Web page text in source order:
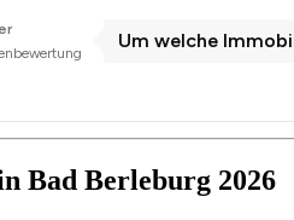
Bad Berleburg 2026